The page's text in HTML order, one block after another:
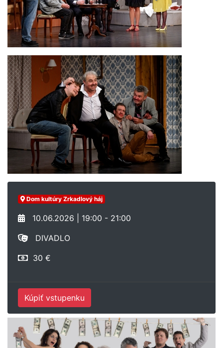
Dom kultúry Zrkadlový háj
10.06.2026 | 19:00 - 21:00
DIVADLO
30 €
Kúpiť vstupenku